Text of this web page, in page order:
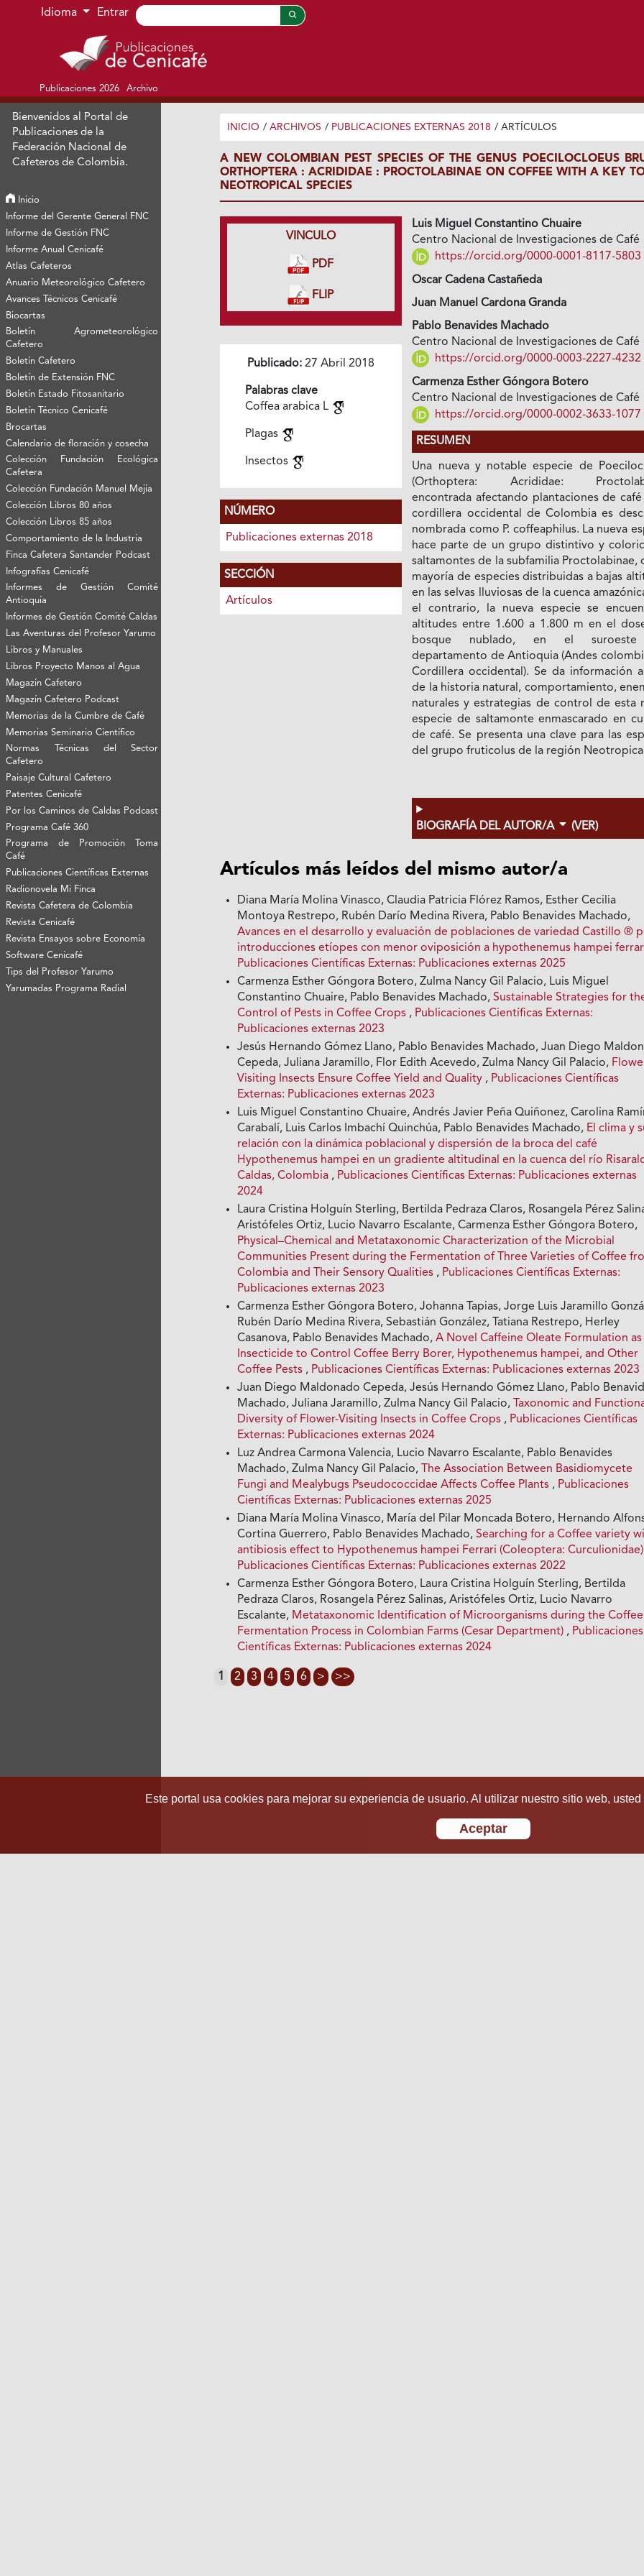
Ir al menú de navegación principal
Ir al contenido principal
Ir al pie de página del sitio
Idioma Entrar
Publicaciones 2026 Archivo
Bienvenidos al Portal de
Publicaciones de la
Federación Nacional de
Cafeteros de Colombia.
Inicio
Informe del Gerente General FNC
Informe de Gestión FNC
Informe Anual Cenicafé
Atlas Cafeteros
Anuario Meteorológico Cafetero
Avances Técnicos Cenicafé
Biocartas
Boletín Agrometeorológico
Cafetero
Boletín Cafetero
Boletín de Extensión FNC
Boletín Estado Fitosanitario
Boletín Técnico Cenicafé
Brocartas
Calendario de floración y cosecha
Colección Fundación Ecológica
Cafetera
Colección Fundación Manuel Mejía
Colección Libros 80 años
Colección Libros 85 años
Comportamiento de la Industria
Finca Cafetera Santander Podcast
Infografías Cenicafé
Informes de Gestión Comité
Antioquía
Informes de Gestión Comité Caldas
Las Aventuras del Profesor Yarumo
Libros y Manuales
Libros Proyecto Manos al Agua
Magazín Cafetero
Magazín Cafetero Podcast
Memorias de la Cumbre de Café
Memorias Seminario Científico
Normas Técnicas del Sector
Cafetero
Paisaje Cultural Cafetero
Patentes Cenicafé
Por los Caminos de Caldas Podcast
Programa Café 360
Programa de Promoción Toma
Café
Publicaciones Científicas Externas
Radionovela Mi Finca
Revista Cafetera de Colombia
Revista Cenicafé
Revista Ensayos sobre Economía
Software Cenicafé
Tips del Profesor Yarumo
Yarumadas Programa Radial
INICIO / ARCHIVOS / PUBLICACIONES EXTERNAS 2018 / ARTÍCULOS
A NEW COLOMBIAN PEST SPECIES OF THE GENUS POECILOCLOEUS
ORTHOPTERA : ACRIDIDAE : PROCTOLABINAE ON COFFEE WITH A KEY
NEOTROPICAL SPECIES
VINCULO
PDF
FLIP
Publicado:27 Abril 2018
Palabras clave
Coffea arabica L
Plagas
Insectos
NÚMERO
Publicaciones externas 2018
SECCIÓN
Artículos
Luis Miguel Constantino Chuaire
Centro Nacional de Investigaciones de Café
https://orcid.org/0000-0001-8117-5803
Oscar Cadena Castañeda
Juan Manuel Cardona Granda
Pablo Benavides Machado
Centro Nacional de Investigaciones de Café
https://orcid.org/0000-0003-2227-4232
Carmenza Esther Góngora Botero
Centro Nacional de Investigaciones de Café
https://orcid.org/0000-0002-3633-1077
RESUMEN
Una nueva y notable especie de
(Orthoptera: Acrididae:
encontrada afectando plantaciones de
cordillera occidental de Colombia es
nombrada como P. coffeaphilus. La nueva
hace parte de un grupo distintivo y
saltamontes de la subfamilia Proctolabinae,
mayoría de especies distribuidas a bajas
en las selvas lluviosas de la cuenca
el contrario, la nueva especie se
altitudes entre 1.600 a 1.800 m en el
bosque nublado, en el suroeste
departamento de Antioquia (Andes
Cordillera occidental). Se da información
de la historia natural, comportamiento,
naturales y estrategias de control de esta
especie de saltamonte enmascarado en
de café. Se presenta una clave para las
del grupo fruticolus de la región
BIOGRAFÍA DEL AUTOR/A (VER)
Artículos más leídos del mismo autor/a
Diana María Molina Vinasco, Claudia Patricia Flórez Ramos, Esther Cecilia
Montoya Restrepo, Rubén Darío Medina Rivera, Pablo Benavides Machado,
Avances en el desarrollo y evaluación de poblaciones de variedad Castillo ®
introducciones etíopes con menor oviposición a hypothenemus hampei
Publicaciones Científicas Externas: Publicaciones externas 2025
Carmenza Esther Góngora Botero, Zulma Nancy Gil Palacio, Luis Miguel
Constantino Chuaire, Pablo Benavides Machado,Sustainable Strategies for
Control of Pests in Coffee Crops , Publicaciones Científicas Externas:
Publicaciones externas 2023
Jesús Hernando Gómez Llano, Pablo Benavides Machado, Juan Diego
Cepeda, Juliana Jaramillo, Flor Edith Acevedo, Zulma Nancy Gil Palacio,
Visiting Insects Ensure Coffee Yield and Quality , Publicaciones Científicas
Externas: Publicaciones externas 2023
Luis Miguel Constantino Chuaire, Andrés Javier Peña Quiñonez, Carolina
Carabalí, Luis Carlos Imbachí Quinchúa, Pablo Benavides Machado, El clima y
relación con la dinámica poblacional y dispersión de la broca del café
Hypothenemus hampei en un gradiente altitudinal en la cuenca del río
Caldas, Colombia , Publicaciones Científicas Externas: Publicaciones externas
2024
Laura Cristina Holguín Sterling, Bertilda Pedraza Claros, Rosangela Pérez
Aristófeles Ortiz, Lucio Navarro Escalante, Carmenza Esther Góngora Botero,
Physical–Chemical and Metataxonomic Characterization of the Microbial
Communities Present during the Fermentation of Three Varieties of Coffee
Colombia and Their Sensory Qualities , Publicaciones Científicas Externas:
Publicaciones externas 2023
Carmenza Esther Góngora Botero, Johanna Tapias, Jorge Luis Jaramillo
Rubén Darío Medina Rivera, Sebastián González, Tatiana Restrepo, Herley
Casanova, Pablo Benavides Machado,A Novel Caffeine Oleate Formulation as
Insecticide to Control Coffee Berry Borer, Hypothenemus hampei, and Other
Coffee Pests , Publicaciones Científicas Externas: Publicaciones externas 2023
Juan Diego Maldonado Cepeda, Jesús Hernando Gómez Llano, Pablo
Machado, Juliana Jaramillo, Zulma Nancy Gil Palacio,
Taxonomic and
Diversity of Flower-Visiting Insects in Coffee Crops , Publicaciones Científicas
Externas: Publicaciones externas 2024
Luz Andrea Carmona Valencia, Lucio Navarro Escalante, Pablo Benavides
Machado, Zulma Nancy Gil Palacio,
The Association Between Basidiomycete
Fungi and Mealybugs Pseudococcidae Affects Coffee Plants , Publicaciones
Científicas Externas: Publicaciones externas 2025
Diana María Molina Vinasco, María del Pilar Moncada Botero, Hernando
Cortina Guerrero, Pablo Benavides Machado,Searching for a Coffee variety
antibiosis effect to Hypothenemus hampei Ferrari (Coleoptera: Curculionidae)
Publicaciones Científicas Externas: Publicaciones externas 2022
Carmenza Esther Góngora Botero, Laura Cristina Holguín Sterling, Bertilda
Pedraza Claros, Rosangela Pérez Salinas, Aristófeles Ortiz, Lucio Navarro
Escalante, Metataxonomic Identification of Microorganisms during the Coffee
Fermentation Process in Colombian Farms (Cesar Department) , Publicaciones
Científicas Externas: Publicaciones externas 2024
1 2 3 4 5 6 > >>
Este portal usa cookies para mejorar su experiencia de usuario. Al utilizar nuestro sitio web,
Aceptar